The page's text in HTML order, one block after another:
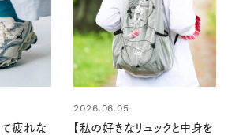
て疲れな
2026.06.05
【私の好きなリュックと中身を